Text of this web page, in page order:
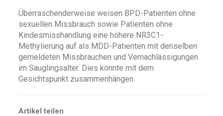
Überraschenderweise weisen BPD-Patienten ohne
sexuellen Missbrauch sowie Patienten ohne
Kindesmisshandlung eine höhere NR3C1-
Methylierung auf als MDD-Patienten mit denselben
gemeldeten Missbräuchen und Vernachlässigungen
im Säuglingsalter. Dies könnte mit dem
Gesichtspunkt zusammenhängen.
Artikel teilen